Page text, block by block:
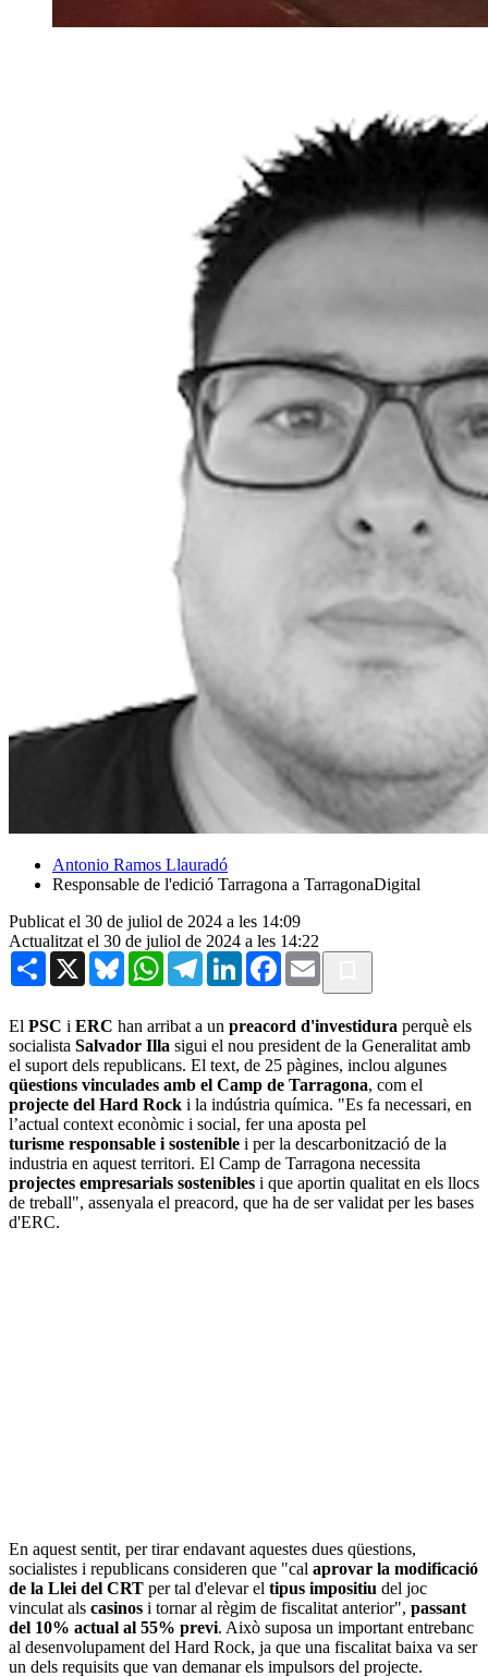
Antonio Ramos Llauradó
Responsable de l'edició Tarragona a TarragonaDigital
Publicat el 30 de juliol de 2024 a les 14:09
Actualitzat el 30 de juliol de 2024 a les 14:22
Share X BlueskyWhatsAppTelegramLinkedInFacebook
Email
El PSC i ERC han arribat a un preacord d'investidura perquè els
socialista Salvador Illa sigui el nou president de la Generalitat amb
el suport dels republicans. El text, de 25 pàgines, inclou algunes
qüestions vinculades amb el Camp de Tarragona, com el
projecte del Hard Rock i la indústria química. "Es fa necessari, en
l’actual context econòmic i social, fer una aposta pel
turisme responsable i sostenible i per la descarbonització de la
industria en aquest territori. El Camp de Tarragona necessita
projectes empresarials sostenibles i que aportin qualitat en els llocs
de treball", assenyala el preacord, que ha de ser validat per les bases
d'ERC.
En aquest sentit, per tirar endavant aquestes dues qüestions,
socialistes i republicans consideren que "cal aprovar la modificació
de la Llei del CRT per tal d'elevar el tipus impositiu del joc
vinculat als casinos i tornar al règim de fiscalitat anterior", passant
del 10% actual al 55% previ. Això suposa un important entrebanc
al desenvolupament del Hard Rock, ja que una fiscalitat baixa va ser
un dels requisits que van demanar els impulsors del projecte.